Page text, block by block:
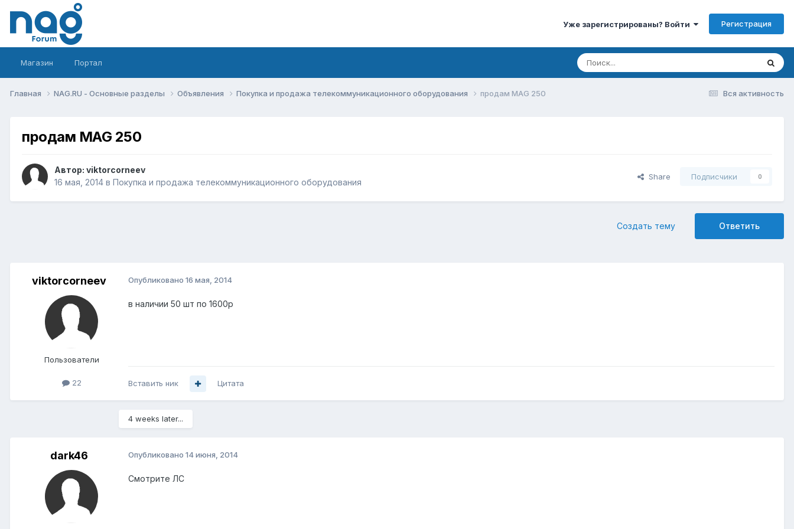
Уже зарегистрированы? Войти Регистрация
Магазин Портал
Вся активность
Главная NAG.RU - Основные разделы Объявления Покупка и продажа телекоммуникационного оборудования продам MAG 250
продам MAG 250
Автор: viktorcorneev
16 мая, 2014 в Покупка и продажа телекоммуникационного оборудования
Share Подписчики 0
Ответить
Создать тему
viktorcorneev
Пользователи
22
Опубликовано 16 мая, 2014
в наличии 50 шт по 1600р
Вставить ник Цитата
4 weeks later...
dark46 Опубликовано 14 июня, 2014
Смотрите ЛС